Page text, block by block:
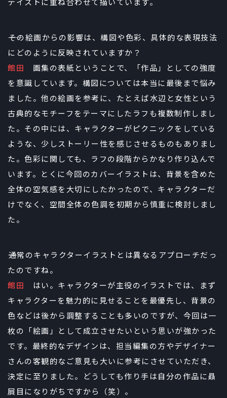
テイストに重ね合わせて描いています。
――その絵画からの影響は、構図や色彩、具体的な表現技法
にどのように反映されていますか？
館田 画集の表紙ということで、「作品」としての強度
を意識しています。構図については本当に最後まで悩み
ました。他の絵画を参考に、たとえば水辺と女性という
古典的なモチーフをテーマにしたラフも複数制作しまし
た。その中には、キャラクターがピクニックをしている
ような、少しストーリー性を感じさせるものもありまし
た。色彩に関しても、ラフの段階からかなり作り込んで
います。とくに今回のカバーイラストは、背景を含めた
全体の空気感を大切にしたかったので、キャラクターだ
けでなく、空間全体の色調を初期から慎重に検討しまし
た。
――通常のキャラクターイラストとは異なるアプローチだっ
たのですね。
館田 はい。キャラクターが主役のイラストでは、まず
キャラクターを魅力的に見せることを最優先し、背景の
色などは後から調整することも多いのですが、今回は一
枚の「絵画」として成立させたいという思いが強かった
です。最終的なデザインは、担当編集の方やデザイナー
さんの客観的なご意見も大いに参考にさせていただき、
決定に至りました。どうしても作り手は自分の作品に贔
屓目になりがちですから（笑）。